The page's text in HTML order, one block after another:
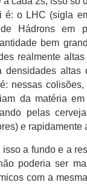
é: o LHC (sigla
Hádrons em
bem
realmente
densidades altas
nessas
da matéria
pelas
e rapidamente
a fundo e a
poderia ser
com a